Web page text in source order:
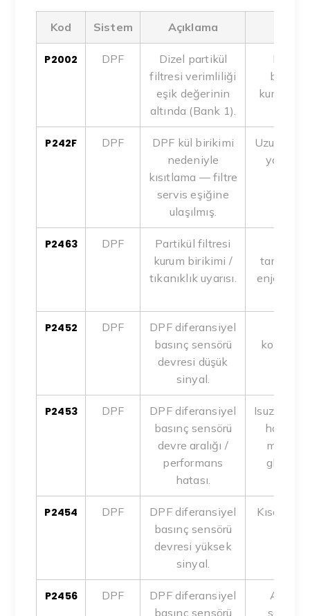
Kod Sistem Açıklama
P2002 DPF
Dizel partikül
filtresi verimliliği
eşik değerinin
altında (Bank 1).
Kısa
kurum
P242F DPF
DPF kül birikimi
nedeniyle
kısıtlama — filtre
servis eşiğine
ulaşılmış.
Uzun
yağ
P2463 DPF
Partikül filtresi
kurum birikimi /
tıkanıklık uyarısı.
P2452 DPF
DPF diferansiyel
basınç sensörü
devresi düşük
sinyal.
P2453 DPF
DPF diferansiyel
basınç sensörü
devre aralığı /
performans
hatası.
Isuzu D-
hortumu
glycerin
P2454 DPF
DPF diferansiyel
basınç sensörü
devresi yüksek
sinyal.
Kısa
P2456 DPF
DPF diferansiyel
basınç sensörü
sensör